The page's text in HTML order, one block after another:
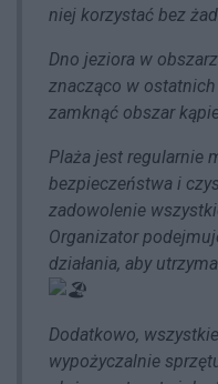
niej korzystać bez
Dno jeziora w
znacząco w ostatnich
zamknąć obszar
Plaża jest regularnie
bezpieczeństwa i
zadowolenie
Organizator
działania, aby
Dodatkowo,
wypożyczalnie